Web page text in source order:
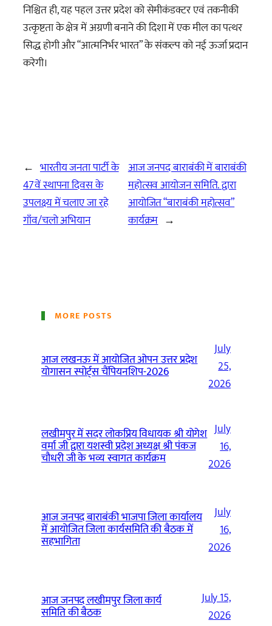
निश्चित ही, यह पहल उत्तर प्रदेश को सेमीकंडक्टर एवं तकनीकी
उत्कृष्टता के क्षेत्र में अग्रणी बनाने की दिशा में एक मील का पत्थर
सिद्ध होगी और “आत्मनिर्भर भारत” के संकल्प को नई ऊर्जा प्रदान
करेगी।
← भारतीय जनता पार्टी के
47वें स्थापना दिवस के
उपलक्ष्य में चलाए जा रहे
गाँव/चलो अभियान
आज जनपद बाराबंकी में बाराबंकी
महोत्सव आयोजन समिति. द्वारा
आयोजित “बाराबंकी महोत्सव”
कार्यक्रम →
MORE POSTS
आज लखनऊ में आयोजित ओपन उत्तर प्रदेश
योगासन स्पोर्ट्स चैंपियनशिप-2026
July
25,
2026
लखीमपुर में सदर लोकप्रिय विधायक श्री योगेश
वर्मा जी द्वारा यशस्वी प्रदेश अध्यक्ष श्री पंकज
चौधरी जी के भव्य स्वागत कार्यक्रम
July
16,
2026
आज जनपद बाराबंकी भाजपा जिला कार्यालय
में आयोजित जिला कार्यसमिति की बैठक में
सहभागिता
July
16,
2026
आज जनपद लखीमपुर जिला कार्य
समिति की बैठक
July 15,
2026